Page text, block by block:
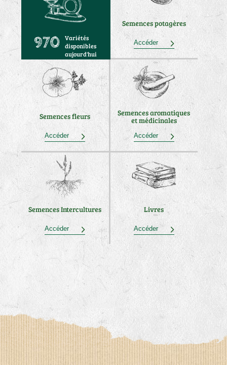
970
Variétés
disponibles
aujourd'hui
Semences potagères
Accéder
Semences fleurs
Accéder
Semences aromatiques
et médicinales
Accéder
Semences Intercultures
Accéder
Livres
Accéder